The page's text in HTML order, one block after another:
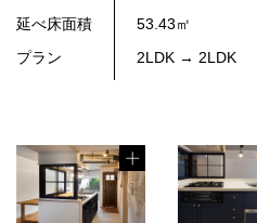
延べ床面積
53.43㎡
プラン
2LDK → 2LDK